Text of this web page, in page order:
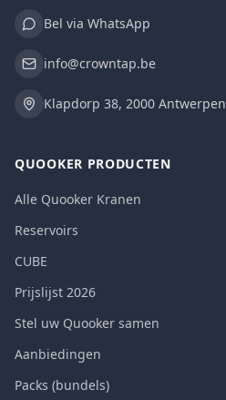
Bel via WhatsApp
info@crowntap.be
Klapdorp 38, 2000 Antwerpen
QUOOKER PRODUCTEN
Alle Quooker Kranen
Reservoirs
CUBE
Prijslijst 2026
Stel uw Quooker samen
Aanbiedingen
Packs (bundels)